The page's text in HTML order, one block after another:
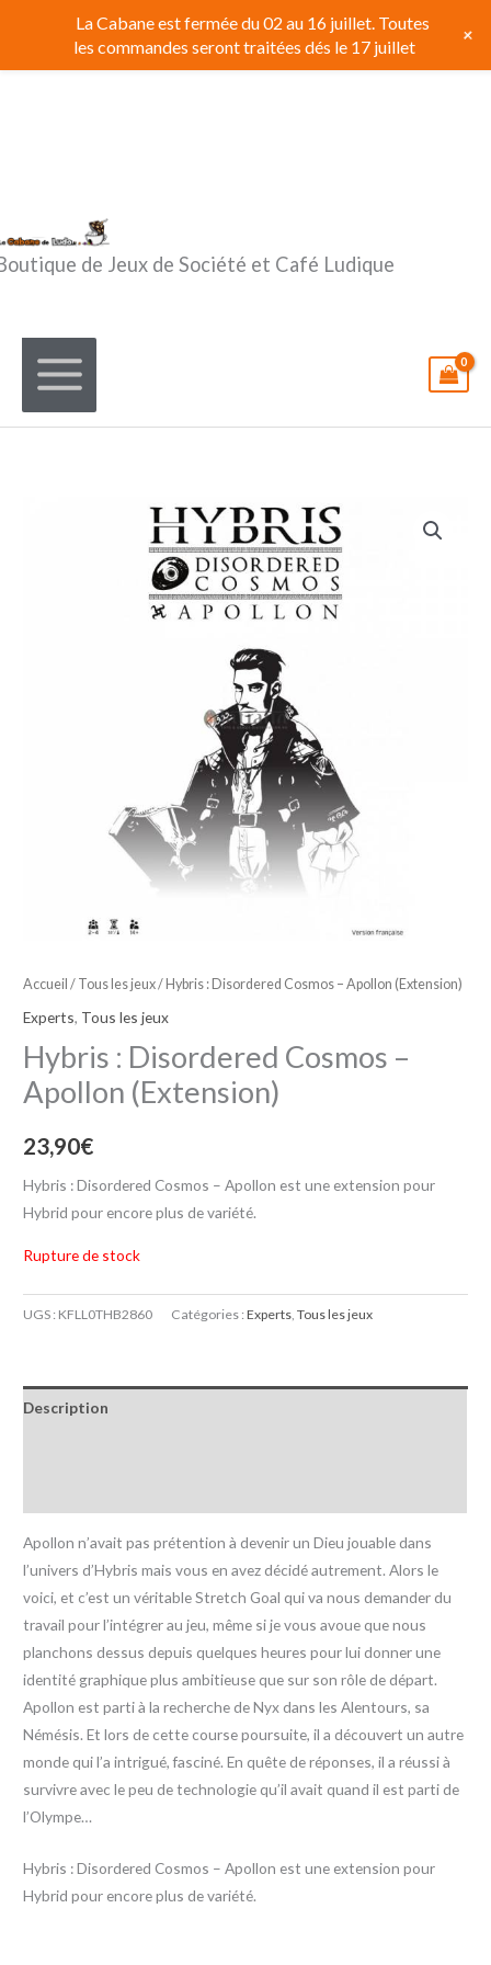
contenu
de Jeux de Société et Café Ludique
Accueil / Tous les jeux/ Hybris : Disordered Cosmos – Apollon (Extension)
Experts, Tous les jeux
Hybris : Disordered Cosmos –
Apollon (Extension)
23,90€
Hybris : Disordered Cosmos – Apollon est une extension pour
Hybrid pour encore plus de variété.
Rupture de stock
UGS : KFLL0THB2860 Catégories :Experts ,Tous les jeux
Description
Apollon n’avait pas prétention à devenir un Dieu jouable dans
l’univers d’Hybris mais vous en avez décidé autrement. Alors le
voici, et c’est un véritable Stretch Goal qui va nous demander du
travail pour l’intégrer au jeu, même si je vous avoue que nous
planchons dessus depuis quelques heures pour lui donner une
identité graphique plus ambitieuse que sur son rôle de départ.
Apollon est parti à la recherche de Nyx dans les Alentours, sa
Némésis. Et lors de cette course poursuite, il a découvert un autre
monde qui l’a intrigué, fasciné. En quête de réponses, il a réussi à
survivre avec le peu de technologie qu’il avait quand il est parti de
l’Olympe…
Hybris : Disordered Cosmos – Apollon est une extension pour
Hybrid pour encore plus de variété.
La Cabane est fermée du 02 au 16 juillet. Toutes
les commandes seront traitées dés le 17 juillet
+